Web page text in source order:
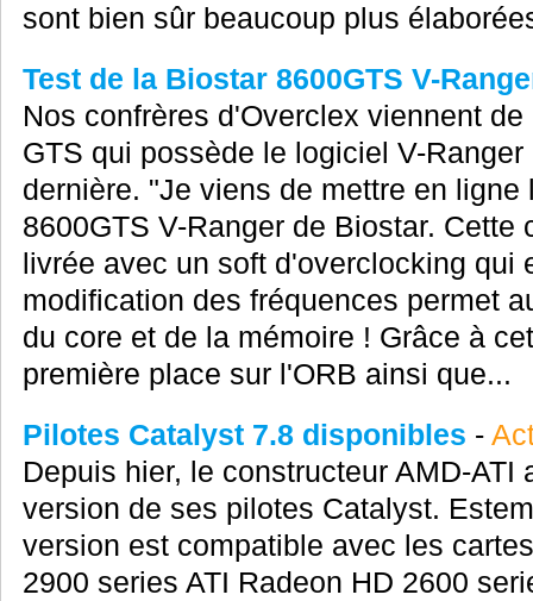
sont bien sûr beaucoup plus
Test de la Biostar 8600GTS V-
Nos confrères d'Overclex viennent
GTS qui possède le logiciel V-
dernière. "Je viens de mettre en
8600GTS V-Ranger de Biostar. Cette
livrée avec un soft d'overclocking qui
modification des fréquences permet
du core et de la mémoire ! Grâce à
première place sur l'ORB ainsi que...
Pilotes Catalyst 7.8 disponibles -
Depuis hier, le constructeur AMD-ATI
version de ses pilotes Catalyst.
version est compatible avec les
2900 series ATI Radeon HD 2600